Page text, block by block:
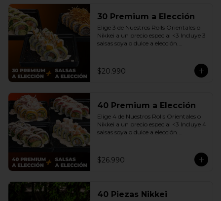
30 Premium a Elección
Elige 3 de Nuestros Rolls Orientales o
Nikkei a un precio especial <3 Incluye 3
salsas soya o dulce a elección.
$20.990
40 Premium a Elección
Elige 4 de Nuestros Rolls Orientales o
Nikkei a un precio especial <3 Incluye 4
salsas soya o dulce a elección.
$26.990
40 Piezas Nikkei